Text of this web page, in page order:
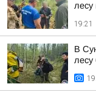
лесу
19:21
В
лесу